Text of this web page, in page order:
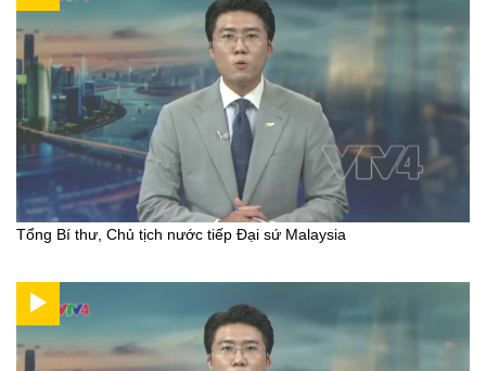
Tổng Bí thư, Chủ tịch nước tiếp Đại sứ Malaysia